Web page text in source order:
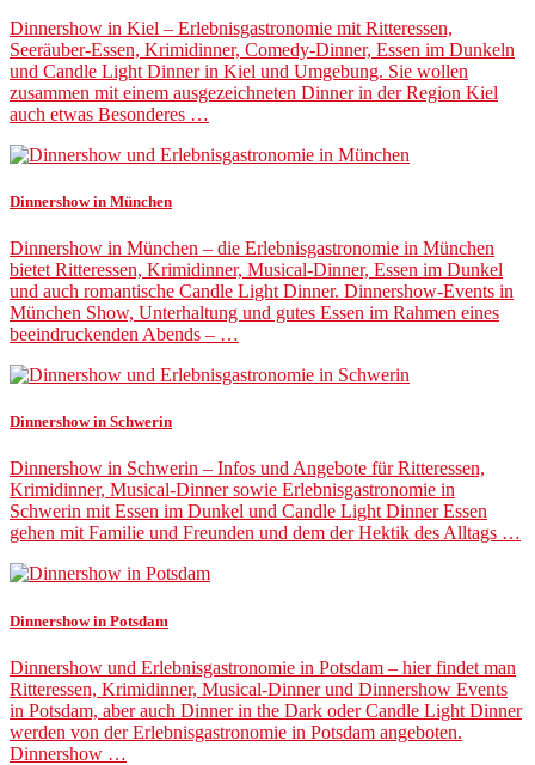
Dinnershow in Kiel – Erlebnisgastronomie mit Ritteressen,
Seeräuber-Essen, Krimidinner, Comedy-Dinner, Essen im Dunkeln
und Candle Light Dinner in Kiel und Umgebung. Sie wollen
zusammen mit einem ausgezeichneten Dinner in der Region Kiel
auch etwas Besonderes …
Dinnershow in München
Dinnershow in München – die Erlebnisgastronomie in München
bietet Ritteressen, Krimidinner, Musical-Dinner, Essen im Dunkel
und auch romantische Candle Light Dinner. Dinnershow-Events in
München Show, Unterhaltung und gutes Essen im Rahmen eines
beeindruckenden Abends – …
Dinnershow in Schwerin
Dinnershow in Schwerin – Infos und Angebote für Ritteressen,
Krimidinner, Musical-Dinner sowie Erlebnisgastronomie in
Schwerin mit Essen im Dunkel und Candle Light Dinner Essen
gehen mit Familie und Freunden und dem der Hektik des Alltags …
Dinnershow in Potsdam
Dinnershow und Erlebnisgastronomie in Potsdam – hier findet man
Ritteressen, Krimidinner, Musical-Dinner und Dinnershow Events
in Potsdam, aber auch Dinner in the Dark oder Candle Light Dinner
werden von der Erlebnisgastronomie in Potsdam angeboten.
Dinnershow …